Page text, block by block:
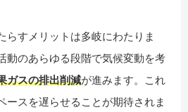
らすメリットは多岐にわたりま
動のあらゆる段階で気候変動を考
ガスの排出削減が進みます。これ
ースを遅らせることが期待されま